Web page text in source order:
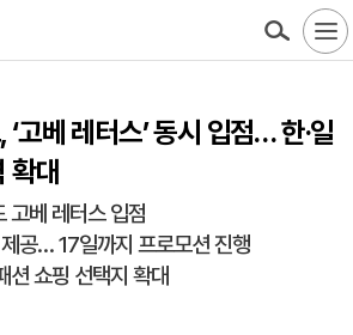
‘고베 레터스’ 동시 입점… 한·일
확대
고베 레터스 입점
공… 17일까지 프로모션 진행
션 쇼핑 선택지 확대